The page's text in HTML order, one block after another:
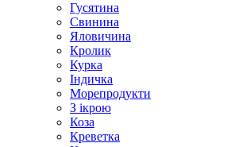
Гусятина
Свинина
Яловичина
Кролик
Курка
Індичка
Морепродукти
З ікрою
Коза
Креветка